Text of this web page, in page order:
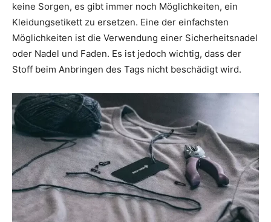
keine Sorgen, es gibt immer noch Möglichkeiten, ein
Kleidungsetikett zu ersetzen. Eine der einfachsten
Möglichkeiten ist die Verwendung einer Sicherheitsnadel
oder Nadel und Faden. Es ist jedoch wichtig, dass der
Stoff beim Anbringen des Tags nicht beschädigt wird.